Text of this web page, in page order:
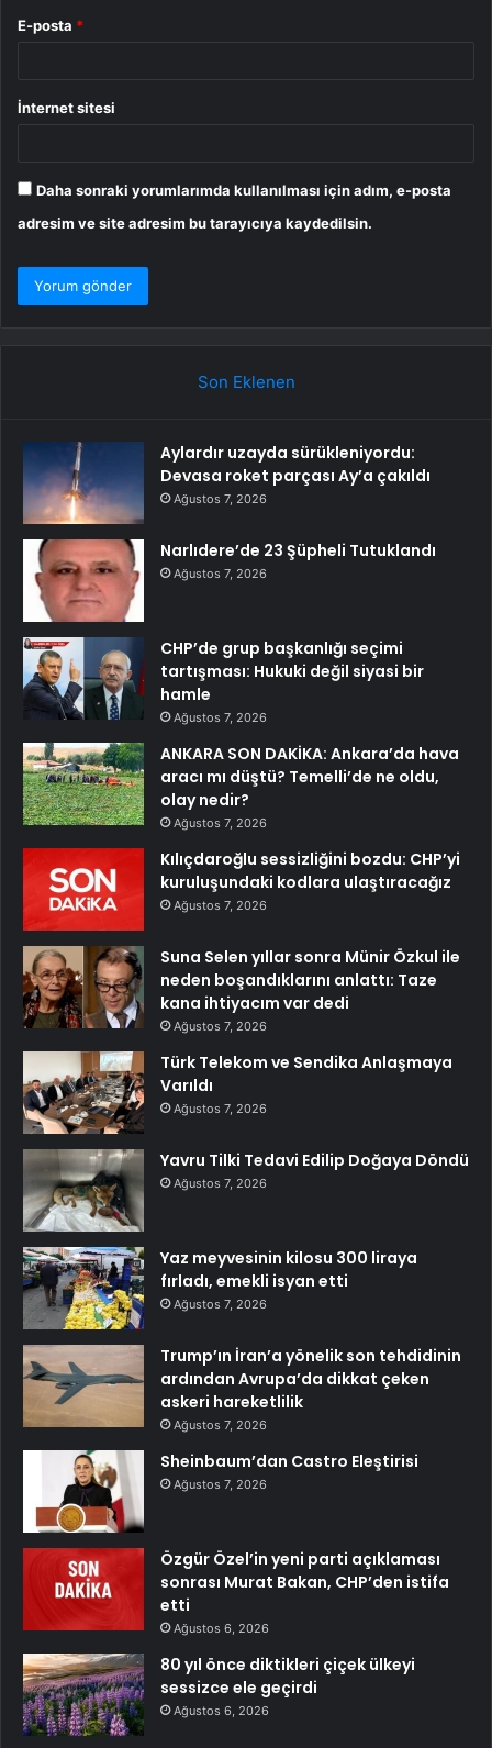
E-posta *
İnternet sitesi
Daha sonraki yorumlarımda kullanılması için adım, e-posta
adresim ve site adresim bu tarayıcıya kaydedilsin.
Son Eklenen
Aylardır uzayda sürükleniyordu:
Devasa roket parçası Ay’a çakıldı
Ağustos 7, 2026
Narlıdere’de 23 Şüpheli Tutuklandı
Ağustos 7, 2026
CHP’de grup başkanlığı seçimi
tartışması: Hukuki değil siyasi bir
hamle
Ağustos 7, 2026
ANKARA SON DAKİKA: Ankara’da hava
aracı mı düştü? Temelli’de ne oldu,
olay nedir?
Ağustos 7, 2026
Kılıçdaroğlu sessizliğini bozdu: CHP’yi
kuruluşundaki kodlara ulaştıracağız
Ağustos 7, 2026
Suna Selen yıllar sonra Münir Özkul ile
neden boşandıklarını anlattı: Taze
kana ihtiyacım var dedi
Ağustos 7, 2026
Türk Telekom ve Sendika Anlaşmaya
Varıldı
Ağustos 7, 2026
Yavru Tilki Tedavi Edilip Doğaya Döndü
Ağustos 7, 2026
Yaz meyvesinin kilosu 300 liraya
fırladı, emekli isyan etti
Ağustos 7, 2026
Trump’ın İran’a yönelik son tehdidinin
ardından Avrupa’da dikkat çeken
askeri hareketlilik
Ağustos 7, 2026
Sheinbaum’dan Castro Eleştirisi
Ağustos 7, 2026
Özgür Özel’in yeni parti açıklaması
sonrası Murat Bakan, CHP’den istifa
etti
Ağustos 6, 2026
80 yıl önce diktikleri çiçek ülkeyi
sessizce ele geçirdi
Ağustos 6, 2026